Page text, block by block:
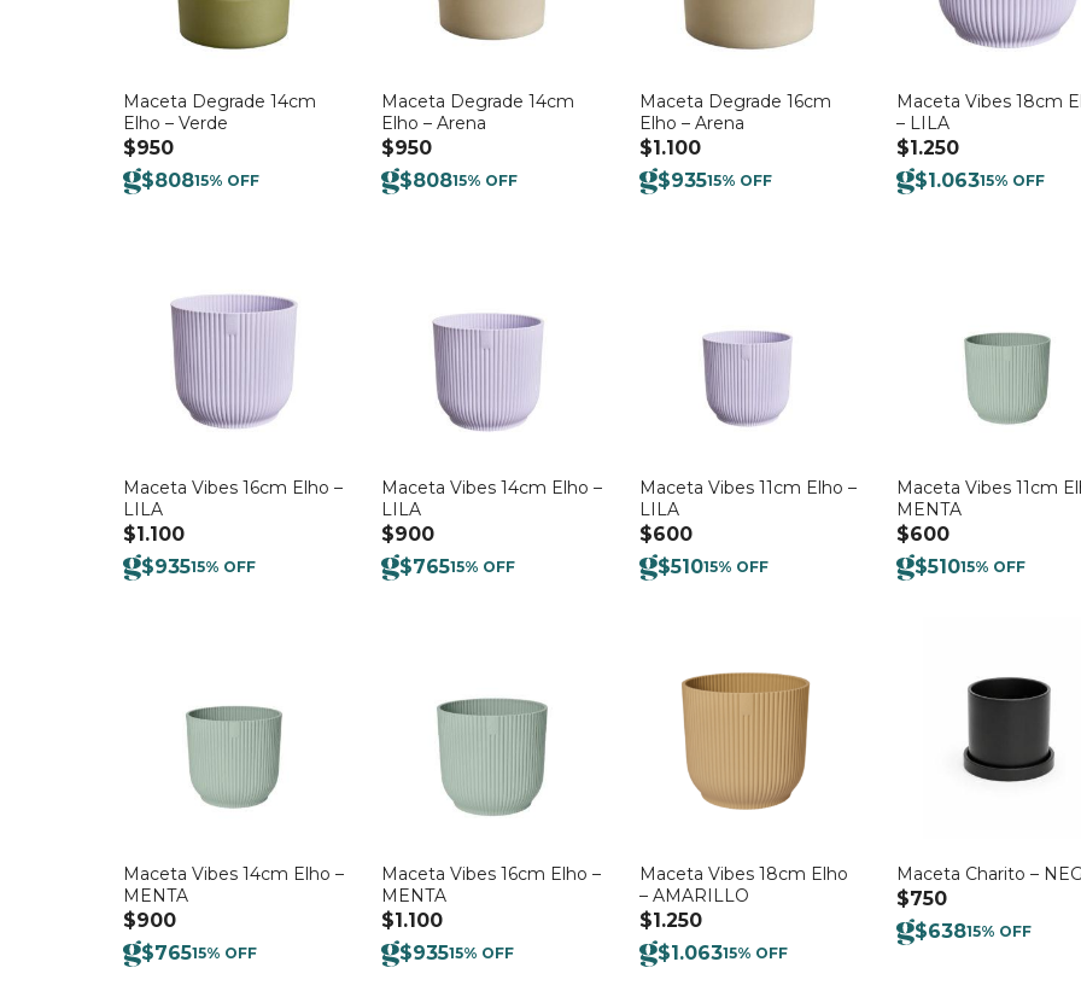
Maceta Degrade 14cm
Elho – Verde
$950
$80815% OFF
Maceta Degrade 14cm
Elho – Arena
$950
$80815% OFF
Maceta Degrade 16cm
Elho – Arena
$1.100
$93515% OFF
Maceta Vibes 18cm
– LILA
$1.250
$1.06315% OFF
Maceta Vibes 16cm Elho –
LILA
$1.100
$93515% OFF
Maceta Vibes 14cm Elho –
LILA
$900
$76515% OFF
Maceta Vibes 11cm Elho –
LILA
$600
$51015% OFF
Maceta Vibes 11cm
MENTA
$600
$51015% OFF
Maceta Vibes 14cm Elho –
MENTA
$900
$76515% OFF
Maceta Vibes 16cm Elho –
MENTA
$1.100
$93515% OFF
Maceta Vibes 18cm Elho
– AMARILLO
$1.250
$1.06315% OFF
Maceta Charito –
$750
$63815% OFF